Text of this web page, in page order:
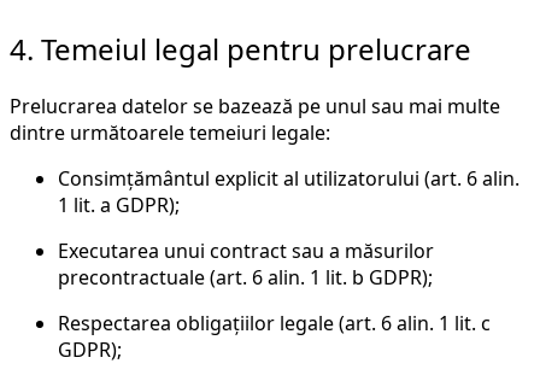
4. Temeiul legal pentru prelucrare
Prelucrarea datelor se bazează pe unul sau mai multe
dintre următoarele temeiuri legale:
Consimțământul explicit al utilizatorului (art. 6 alin.
1 lit. a GDPR);
Executarea unui contract sau a măsurilor
precontractuale (art. 6 alin. 1 lit. b GDPR);
Respectarea obligațiilor legale (art. 6 alin. 1 lit. c
GDPR);